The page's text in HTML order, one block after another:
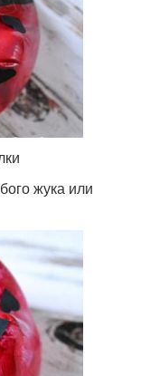
жука или